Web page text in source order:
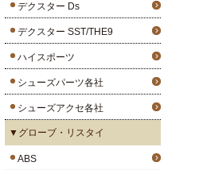
デクスター Ds
デクスター SST/THE9
ハイスポーツ
シューズパーツ各社
シューズアクセ各社
▼グローブ・リスタイ
ABS